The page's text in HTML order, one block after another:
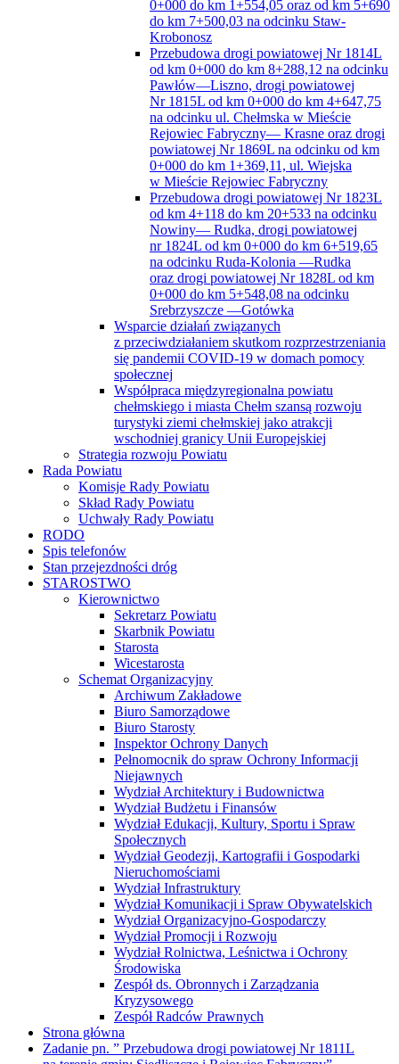
Biuro Samorządowe
Biuro Starosty
Inspektor Ochrony Danych
Pełnomocnik do spraw Ochrony Informacji
Niejawnych
Wydział Architektury i Budownictwa
Wydział Budżetu i Finansów
Wydział Edukacji, Kultury, Sportu i Spraw
Społecznych
Wydział Geodezji, Kartografii i Gospodarki
Nieruchomościami
Wydział Infrastruktury
Wydział Komunikacji i Spraw Obywatelskich
Wydział Organizacyjno-Gospodarczy
Wydział Promocji i Rozwoju
Wydział Rolnictwa, Leśnictwa i Ochrony
Środowiska
Zespół ds. Obronnych i Zarządzania
Kryzysowego
Zespół Radców Prawnych
Strona główna
Zadanie pn. ” Przebudowa drogi powiatowej Nr 1811L
na terenie gmin: Siedliszcze i Rejowiec Fabryczny”
Zadanie pn. „Budowa drogi powiatowej Nr 1719L
na odcinku od km 3+535 do km 7+146 wraz ze ścieżką
rowerową w ciągu drogi powiatowej Nr 1719L, gm.
Zadanie pn. „Budowa drogi powiatowej Nr 1803L
na odcinku od km 6+265,00 do km 8+771,14 (gmina Sawin)”
Zadanie pn. „Przebudowa dróg powiatowych Nr 1820L,
1729L i 1821L na terenie gmin: Sawin i Ruda-Huta”
Zarząd Powiatu
Skład Zarządu Powiatu